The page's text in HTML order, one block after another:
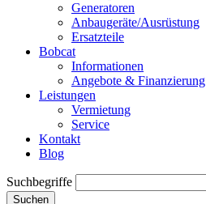
Generatoren
Anbaugeräte/Ausrüstung
Ersatzteile
Bobcat
Informationen
Angebote & Finanzierung
Leistungen
Vermietung
Service
Kontakt
Blog
Suchbegriffe
Suchen